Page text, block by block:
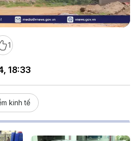
Video
1
18:33
kinh tế